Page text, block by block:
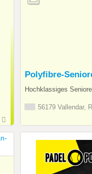
Polyfibre-
Hochklassiges
56179 Vallendar,